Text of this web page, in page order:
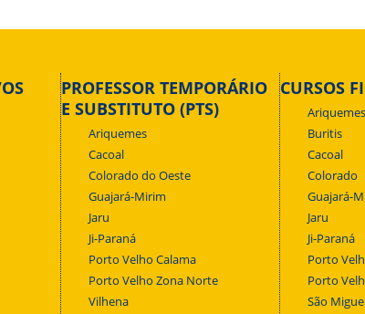
PROFESSOR TEMPORÁRIO
E SUBSTITUTO (PTS)
Ariquemes
Cacoal
Colorado do Oeste
Guajará-Mirim
Jaru
Ji-Paraná
Porto Velho Calama
Porto Velho Zona Norte
Vilhena
CURSOS
Ariquemes
Buritis
Cacoal
Colorado
Guajará-
Jaru
Ji-Paraná
Porto
Porto
São